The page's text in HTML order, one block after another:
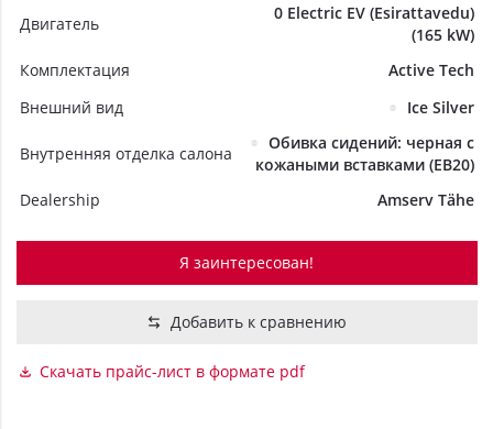
Двигатель
0 Electric EV (Esirattavedu)
(165 kW)
Комплектация
Active Tech
Внешний вид
Ice Silver
Внутренняя отделка салона
Обивка сидений: черная с
кожаными вставками (EB20)
Dealership
Amserv Tähe
Я заинтересован!
Добавить к сравнению
Скачать прайс-лист в формате pdf